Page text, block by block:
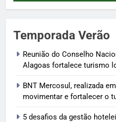
Temporada Verão
Reunião do Conselho
Alagoas fortalece turismo
BNT Mercosul, realizada
movimentar e fortalecer o
5 desafios da gestão